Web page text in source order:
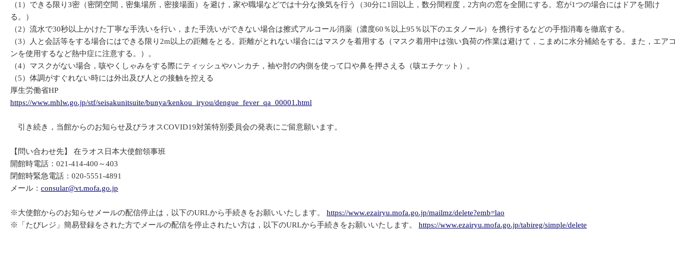
（1）できる限り3密（密閉空間，密集場所，密接場面）を避け，家や職場などでは十分な換気を行う（30分に1回以上，数分間程度，2方向の窓を全開にする。窓が1つの場合にはドアを開け
る。）
（2）流水で30秒以上かけた丁寧な手洗いを行い，また手洗いができない場合は擦式アルコール消薬（濃度60％以上95％以下のエタノール）を携行するなどの手指消毒を徹底する。
（3）人と会話等をする場合にはできる限り2m以上の距離をとる。距離がとれない場合にはマスクを着用する（マスク着用中は強い負荷の作業は避けて，こまめに水分補給をする。また，エアコ
ンを使用するなど熱中症に注意する。）。
（4）マスクがない場合，咳やくしゃみをする際にティッシュやハンカチ，袖や肘の内側を使って口や鼻を押さえる（咳エチケット）。
（5）体調がすぐれない時には外出及び人との接触を控える
厚生労働省HP
https://www.mhlw.go.jp/stf/seisakunitsuite/bunya/kenkou_iryou/dengue_fever_qa_00001.html
引き続き，当館からのお知らせ及びラオスCOVID19対策特別委員会の発表にご留意願います。
【問い合わせ先】 在ラオス日本大使館領事班
開館時電話：021-414-400～403
閉館時緊急電話：020-5551-4891
メール： consular@vt.mofa.go.jp
※大使館からのお知らせメールの配信停止は，以下のURLから手続きをお願いいたします。 https://www.ezairyu.mofa.go.jp/mailmz/delete?emb=lao
※「たびレジ」簡易登録をされた方でメールの配信を停止されたい方は，以下のURLから手続きをお願いいたします。 https://www.ezairyu.mofa.go.jp/tabireg/simple/delete